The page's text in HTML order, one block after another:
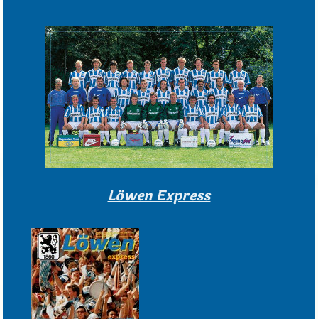
Löwen Express